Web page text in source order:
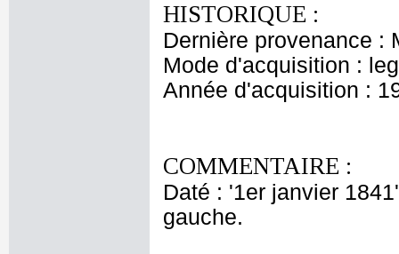
HISTORIQUE :
Dernière provenance :
Mode d'acquisition :
Année d'acquisition :
COMMENTAIRE :
Daté : '1er janvier
gauche.